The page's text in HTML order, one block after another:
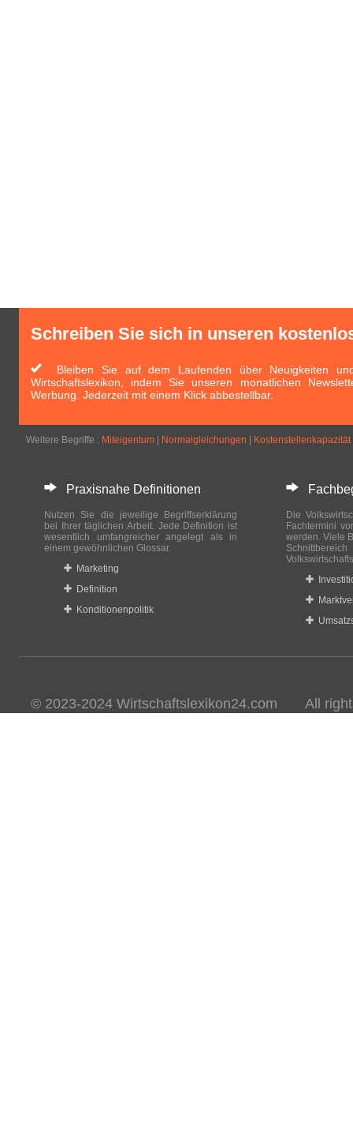
Schreiben Sie sich in unseren
Bleiben Sie auf dem Laufenden über Neuigkeiten
Wirtschaftslexikon, indem Sie unseren monatlichen
Werbung. Jederzeit mit einem Klick abbestellbar.
Weitere Begriffe : Miteigentum Normalgleichungen Kostenstellenkapazität
Praxisnahe Definitionen
Nutzen Sie die jeweilige Begriffserklärung
bei Ihrer täglichen Arbeit. Jede Definition ist
wesentlich umfangreicher angelegt als in
einem gewöhnlichen Glossar.
Marketing
Definition
Konditionenpolitik
Die
Fachtermini
werden. Viele
© 2023-2024 Wirtschaftslexikon24.com All